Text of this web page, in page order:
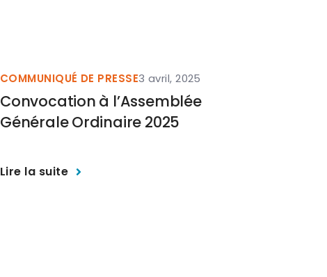
COMMUNIQUÉ DE PRESSE3 avril, 2025
Convocation à l’Assemblée
Générale Ordinaire 2025
Lire la suite